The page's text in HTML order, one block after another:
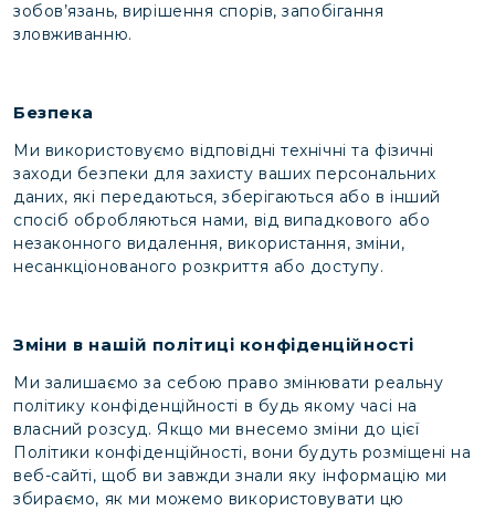
зобов’язань, вирішення спорів, запобігання
зловживанню.
Безпека
Ми використовуємо відповідні технічні та фізичні
заходи безпеки для захисту ваших персональних
даних, які передаються, зберігаються або в інший
спосіб обробляються нами, від випадкового або
незаконного видалення, використання, зміни,
несанкціонованого розкриття або доступу.
Зміни в нашій політиці конфіденційності
Ми залишаємо за себою право змінювати реальну
політику конфіденційності в будь якому часі на
власний розсуд. Якщо ми внесемо зміни до цієї
Політики конфіденційності, вони будуть розміщені на
веб-сайті, щоб ви завжди знали яку інформацію ми
збираємо, як ми можемо використовувати цю